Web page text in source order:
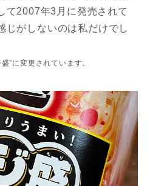
て2007年3月に発売されて
じがしないのは私だけでし
”に変更されています。